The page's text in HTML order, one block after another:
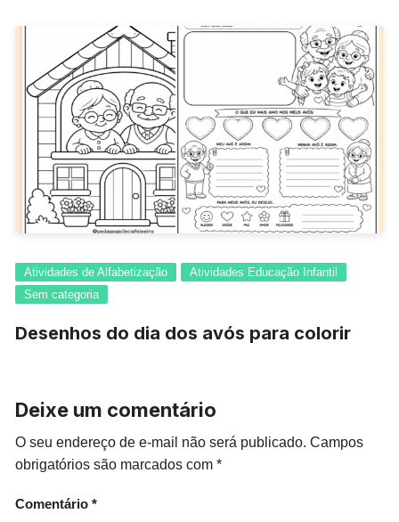
Atividades de Alfabetização
Atividades Educação Infantil
Sem categoria
Desenhos do dia dos avós para colorir
Deixe um comentário
O seu endereço de e-mail não será publicado. Campos
obrigatórios são marcados com*
Comentário*